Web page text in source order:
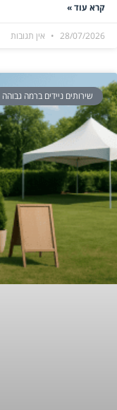
קרא עוד »
28/07/2026 אין תגובות
שירותים ניידים ברמה גבוהה